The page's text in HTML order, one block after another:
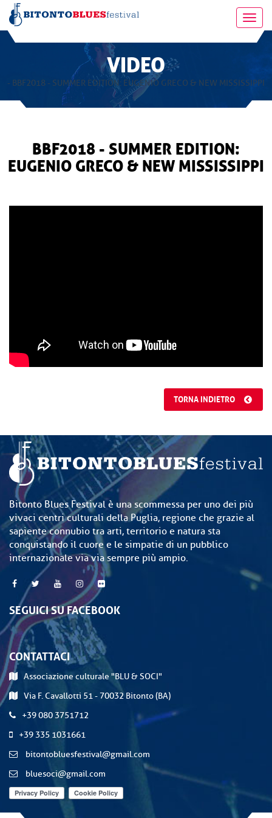
VIDEO
- BBF2018 - SUMMER EDITION: EUGENIO GRECO & NEW MISSISSIPPI
BBF2018 - SUMMER EDITION:
EUGENIO GRECO & NEW MISSISSIPPI
TORNA INDIETRO
Bitonto Blues Festival è una scommessa per uno dei più
vivaci centri culturali della Puglia, regione che grazie al
sapiente connubio tra arti, territorio e natura sta
conquistando il cuore e le simpatie di un pubblico
internazionale via via sempre più ampio.
SEGUICI SU FACEBOOK
CONTATTACI
Associazione culturale "BLU & SOCI"
Via F. Cavallotti 51 - 70032 Bitonto (BA)
+39 080 3751712
+39 335 1031661
bitontobluesfestival@gmail.com
bluesoci@gmail.com